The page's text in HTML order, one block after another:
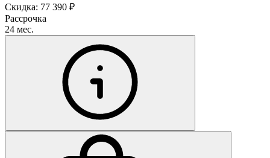
Скидка: 77 390 ₽
Рассрочка
24 мес.